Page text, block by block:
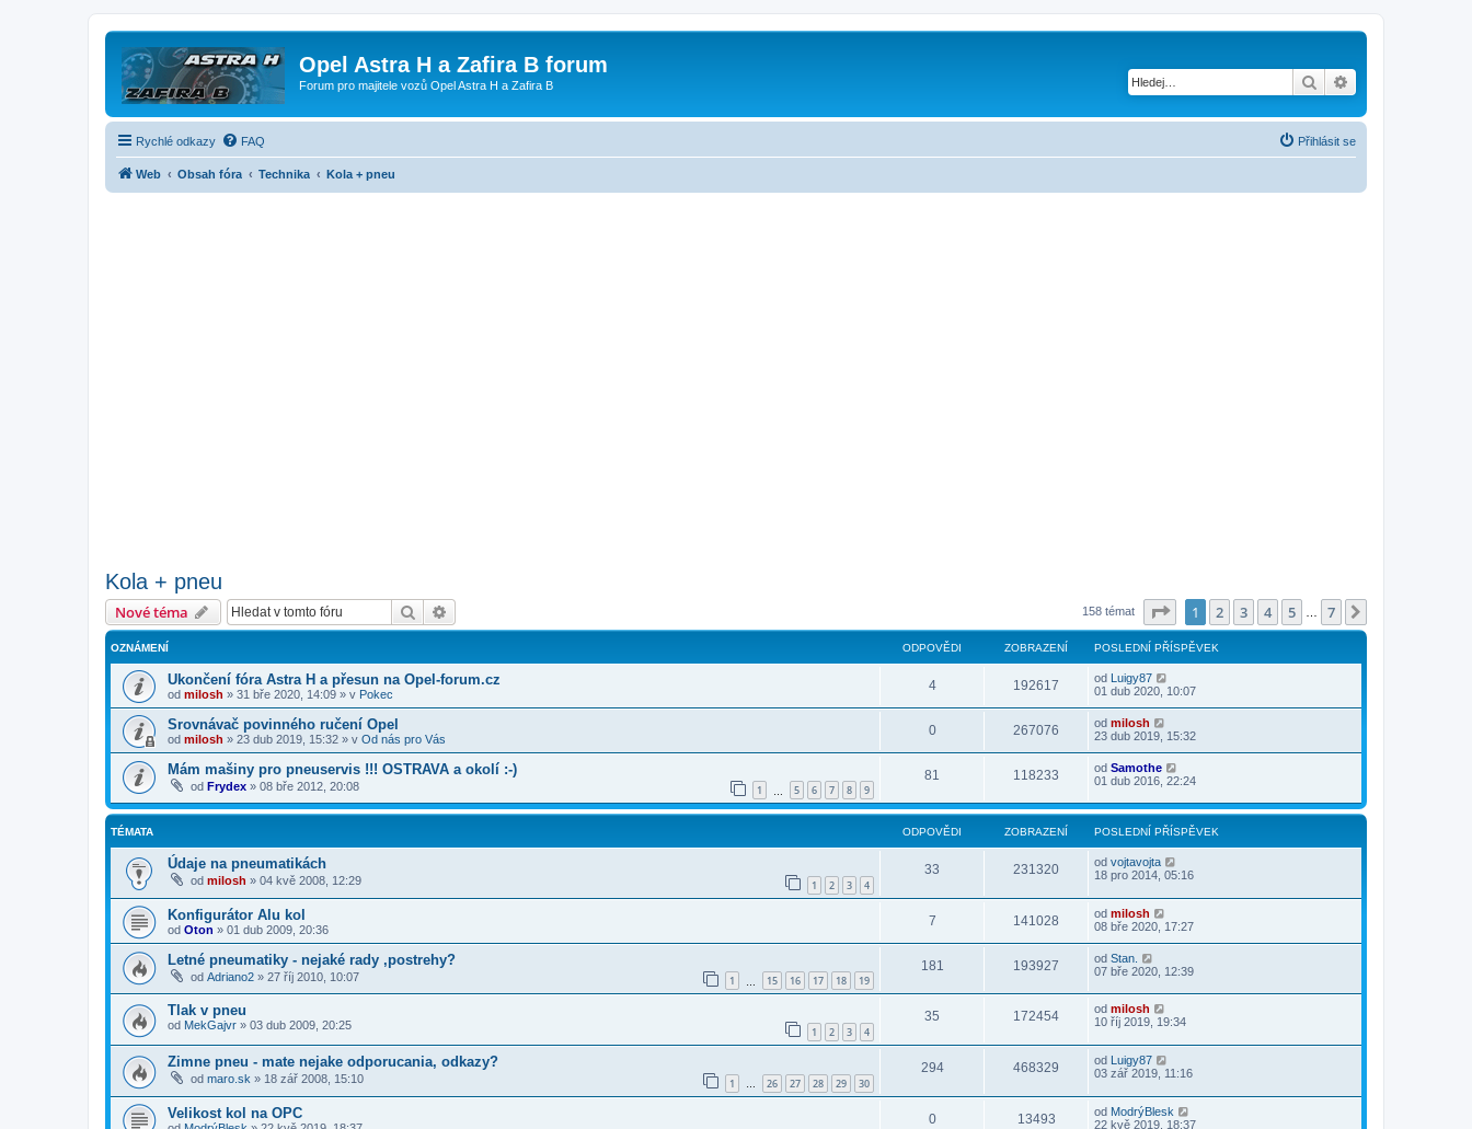
Opel Astra H a Zafira B forum
Forum pro majitele vozů Opel Astra H a Zafira B Hledat
Rychlé odkazy FAQ Přihlásit se
Web Obsah fóra Technika Kola + pneu
Kola + pneu
Nové téma Hledat 158 témat Stránka z
1 2 3 4 5 7
OZNÁMENÍ ODPOVĚDI ZOBRAZENÍ POSLEDNÍ PŘÍSPĚVEK
Ukončení fóra Astra H a přesun na Opel-forum.cz
od milosh » 31 bře 2020, 14:09 » v Pokec
4 192617 od Luigy87
01 dub 2020, 10:07
Srovnávač povinného ručení Opel
od milosh » 23 dub 2019, 15:32 » v Od nás pro Vás
0 267076 od milosh
23 dub 2019, 15:32
Mám mašiny pro pneuservis !!! OSTRAVA a okolí :-)
od Frydex » 08 bře 2012, 20:08 1 5 6 7 8 9
81 118233 od Samothe
01 dub 2016, 22:24
TÉMATA ODPOVĚDI ZOBRAZENÍ POSLEDNÍ PŘÍSPĚVEK
Údaje na pneumatikách
od milosh » 04 kvě 2008, 12:29 1 2 3 4
33 231320 od vojtavojta
18 pro 2014, 05:16
Konfigurátor Alu kol
od Oton » 01 dub 2009, 20:36
7 141028 od milosh
08 bře 2020, 17:27
Letné pneumatiky - nejaké rady ,postrehy?
od Adriano2 » 27 říj 2010, 10:07 1 15 16 17 18 19
181 193927 od Stan.
07 bře 2020, 12:39
Tlak v pneu
od MekGajvr » 03 dub 2009, 20:25 1 2 3 4
35 172454 od milosh
10 říj 2019, 19:34
Zimne pneu - mate nejake odporucania, odkazy?
od maro.sk » 18 zář 2008, 15:10 1 … 26 27 28 29 30
294 468329 od Luigy87
03 zář 2019, 11:16
Velikost kol na OPC 0 13493 od ModrýBlesk
22 kvě 2019, 18:37